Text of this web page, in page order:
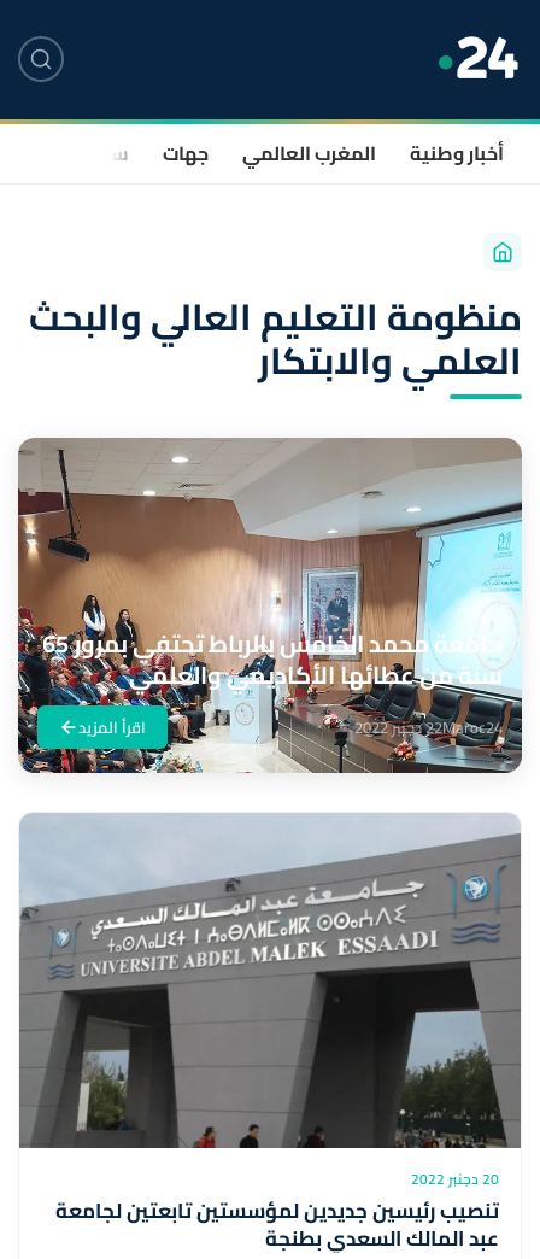
أخبار وطنية المغرب العالمي جهات سياسة
منظومة التعليم العالي والبحث
العلمي والابتكار
جامعة محمد الخامس بالرباط تحتفي بمرور 65
سنة من عطائها الأكاديمي والعلمي
Maroc2422 دجنبر 2022 اقرأ المزيد
20 دجنبر 2022
تنصيب رئيسين جديدين لمؤسستين تابعتين لجامعة
عبد المالك السعدي بطنجة